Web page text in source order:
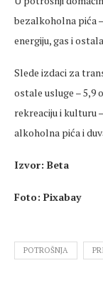
bezalkoholna pića
energiju, gas i
Slede izdaci za
ostale usluge – 5,9
rekreaciju i kulturu
alkoholna pića i
Izvor: Beta
Foto: Pixabay
POTROŠNJA